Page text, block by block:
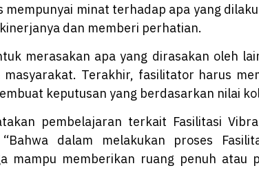
minat terhadap apa yang
dan memberi perhatian.
merasakan apa yang dirasakan oleh
Terakhir, fasilitator harus
keputusan yang berdasarkan nilai
pembelajaran terkait Fasilitasi
dalam melakukan proses
mampu memberikan ruang penuh atau